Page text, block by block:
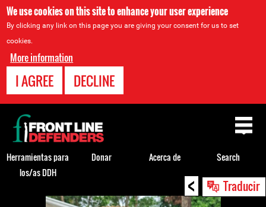
We use cookies on this site to enhance your user experience
By clicking any link on this page you are giving your consent for us to set
cookies.
More information
I AGREE DECLINE
< Traducir
Back
Back
to
top
Herramientas para
los/as DDH
Donar Acerca de Search